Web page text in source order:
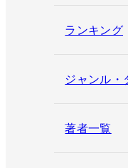
ランキング
ジャンル・
著者一覧